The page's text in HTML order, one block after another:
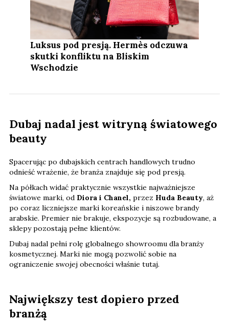
Luksus pod presją. Hermès odczuwa
skutki konfliktu na Bliskim
Wschodzie
Dubaj nadal jest witryną światowego
beauty
Spacerując po dubajskich centrach handlowych trudno
odnieść wrażenie, że branża znajduje się pod presją.
Na półkach widać praktycznie wszystkie najważniejsze
światowe marki, od Diora i Chanel, przez Huda Beauty, aż
po coraz liczniejsze marki koreańskie i niszowe brandy
arabskie. Premier nie brakuje, ekspozycje są rozbudowane, a
sklepy pozostają pełne klientów.
Dubaj nadal pełni rolę globalnego showroomu dla branży
kosmetycznej. Marki nie mogą pozwolić sobie na
ograniczenie swojej obecności właśnie tutaj.
Największy test dopiero przed
branżą